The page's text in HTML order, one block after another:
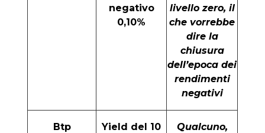
negativo
0,10%
livello zero, il
che vorrebbe
dire la
chiusura
dell’epoca dei
rendimenti
negativi
Btp
Yield del 10
Qualcuno,